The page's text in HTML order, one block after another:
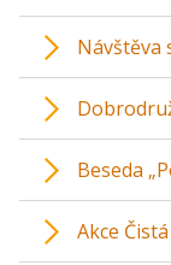
Návštěva
Beseda
Akce